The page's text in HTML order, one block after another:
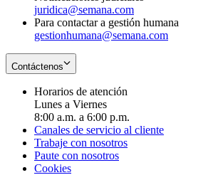
juridica@semana.com
Para contactar a gestión humana
gestionhumana@semana.com
Contáctenos
Horarios de atención
Lunes a Viernes
8:00 a.m. a 6:00 p.m.
Canales de servicio al cliente
Trabaje con nosotros
Paute con nosotros
Cookies